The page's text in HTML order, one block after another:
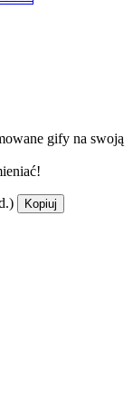
gify na swoją
Kopiuj